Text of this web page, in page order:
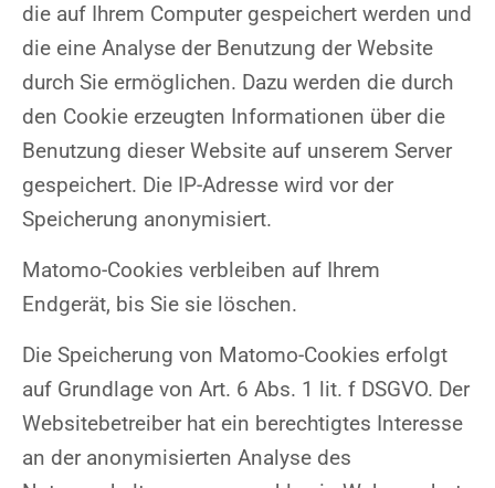
die auf Ihrem Computer gespeichert werden und
die eine Analyse der Benutzung der Website
durch Sie ermöglichen. Dazu werden die durch
den Cookie erzeugten Informationen über die
Benutzung dieser Website auf unserem Server
gespeichert. Die IP-Adresse wird vor der
Speicherung anonymisiert.
Matomo-Cookies verbleiben auf Ihrem
Endgerät, bis Sie sie löschen.
Die Speicherung von Matomo-Cookies erfolgt
auf Grundlage von Art. 6 Abs. 1 lit. f DSGVO. Der
Websitebetreiber hat ein berechtigtes Interesse
an der anonymisierten Analyse des